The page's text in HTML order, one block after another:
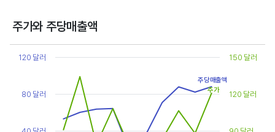
주가와 주당매출액
Chart
Line chart with 2 lines.
The chart has 1 X axis displaying categories.
The chart has 2 Y axes displaying values, and values.
80 달러
120 달러
120 달러
150 달러
주당매출액
주가